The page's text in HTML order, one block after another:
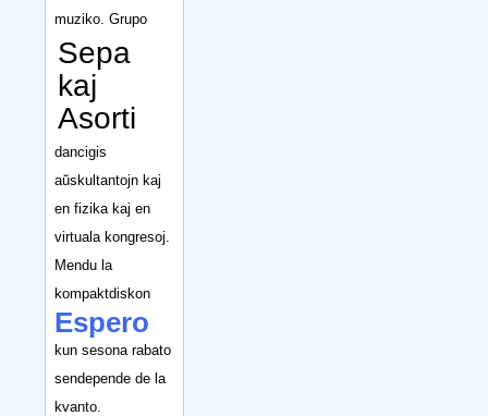
muziko. Grupo
Sepa
kaj
Asorti
dancigis
aŭskultantojn kaj
en fizika kaj en
virtuala kongresoj.
Mendu la
kompaktdiskon
Espero
kun sesona rabato
sendepende de la
kvanto.